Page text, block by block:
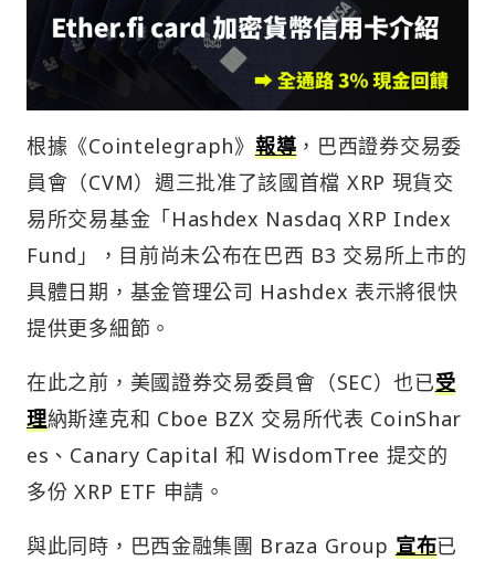
根據《Cointelegraph》 報導 ，巴西證券交易委
員會（CVM）週三批准了該國首檔 XRP 現貨交
易所交易基金「Hashdex Nasdaq XRP Index
Fund」，目前尚未公布在巴西 B3 交易所上市的
具體日期，基金管理公司 Hashdex 表示將很快
提供更多細節。
在此之前，美國證券交易委員會（SEC）也已受
理納斯達克和 Cboe BZX 交易所代表 CoinShar
es、Canary Capital 和 WisdomTree 提交的
多份 XRP ETF 申請。
與此同時，巴西金融集團 Braza Group 宣布已